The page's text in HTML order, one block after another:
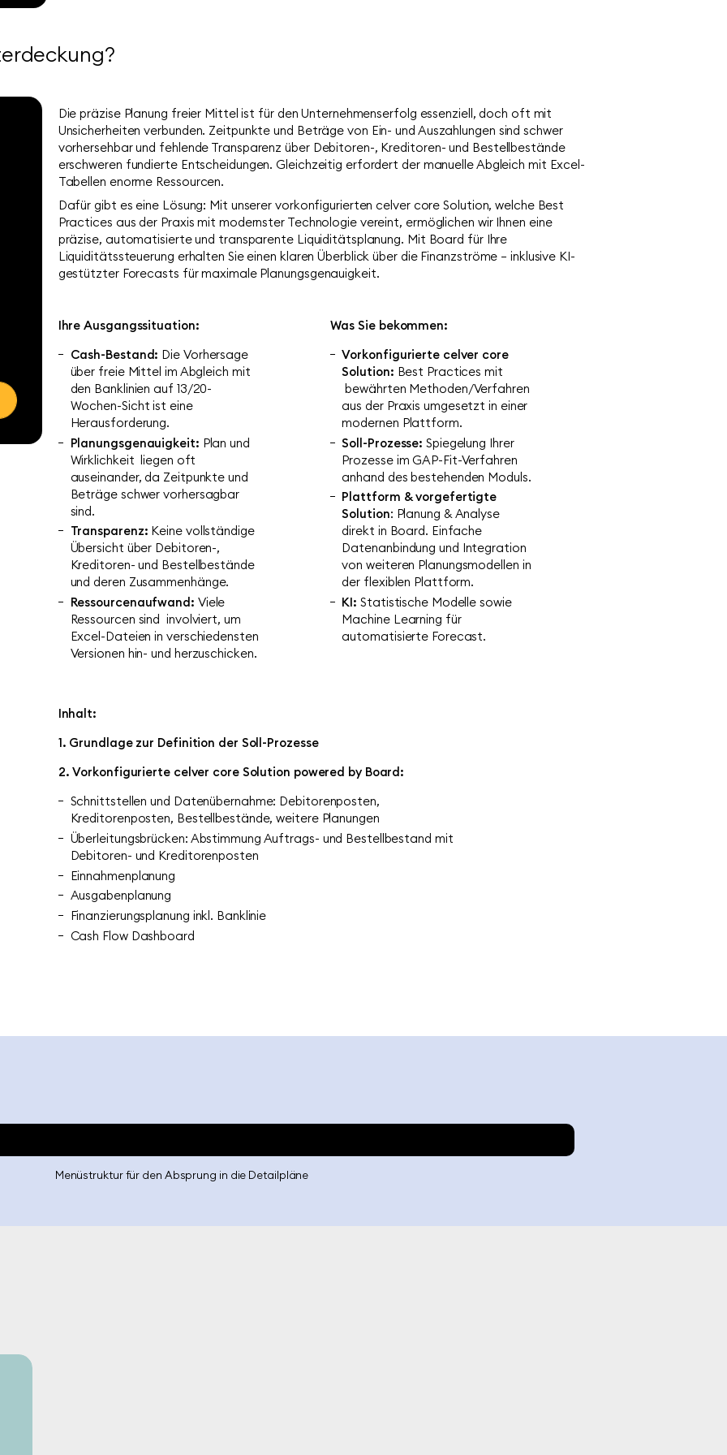
Die präzise Planung freier Mittel ist für den Unternehmenserfolg essenziell, doch oft mit
Unsicherheiten verbunden. Zeitpunkte und Beträge von Ein- und Auszahlungen sind schwer
vorhersehbar und fehlende Transparenz über Debitoren-, Kreditoren- und Bestellbestände
erschweren fundierte Entscheidungen. Gleichzeitig erfordert der manuelle Abgleich mit Excel-
Tabellen enorme Ressourcen.
Dafür gibt es eine Lösung: Mit unserer vorkonfigurierten celver core Solution, welche Best
Practices aus der Praxis mit modernster Technologie vereint, ermöglichen wir Ihnen eine
präzise, automatisierte und transparente Liquiditätsplanung. Mit Board für Ihre
Liquiditätssteuerung erhalten Sie einen klaren Überblick über die Finanzströme – inklusive KI-
gestützter Forecasts für maximale Planungsgenauigkeit.
Ihre Ausgangssituation:
Cash-Bestand: Die Vorhersage
über freie Mittel im Abgleich mit
den Banklinien auf 13/20-
Wochen-Sicht ist eine
Herausforderung.​
Planungsgenauigkeit: Plan und
Wirklichkeit liegen oft
auseinander, da Zeitpunkte und
Beträge schwer vorhersagbar
sind. ​
Transparenz: Keine vollständige
Übersicht über Debitoren-,
Kreditoren- und Bestellbestände
und deren Zusammenhänge.​
Ressourcenaufwand: Viele
Ressourcen sind involviert, um
Excel-Dateien in verschiedensten
Versionen hin- und herzuschicken.
Was Sie bekommen:
Vorkonfigurierte celver core
Solution: Best Practices mit
bewährten Methoden/Verfahren
aus der Praxis umgesetzt in einer
modernen Plattform.​
Soll-Prozesse:Spiegelung Ihrer
Prozesse im GAP-Fit-Verfahren
anhand des bestehenden Moduls.
Plattform & vorgefertigte
Solution: Planung & Analyse
direkt in Board. Einfache
Datenanbindung und Integration
von weiteren Planungsmodellen in
der flexiblen Plattform.​
KI:Statistische Modelle sowie
Machine Learning für
automatisierte Forecast.
Inhalt:
1. Grundlage zur Definition der Soll-Prozesse
2. Vorkonfigurierte celver core Solution powered by Board:
Schnittstellen und Datenübernahme: Debitorenposten,
Kreditorenposten, Bestellbestände, weitere Planungen​
Überleitungsbrücken: Abstimmung Auftrags- und Bestellbestand mit
Debitoren- und Kreditorenposten​
Einnahmenplanung​
Ausgabenplanung​
Finanzierungsplanung inkl. Banklinie​
Cash Flow Dashboard
Menüstruktur für den Absprung in die Detailpläne